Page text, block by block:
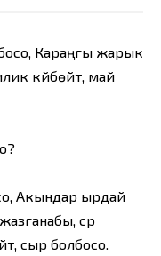
Караңгы жарык
күйбөйт, май
Акындар ырдай
сүр
сыр болбосо.